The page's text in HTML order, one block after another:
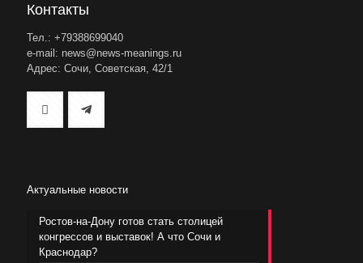
Контакты
Тел.: +79388699040
e-mail: news@news-meanings.ru
Адрес: Сочи, Советская, 42/1
Актуальные новости
Ростов-на-Дону готов стать столицей
конгрессов и выставок! А что Сочи и
Краснодар?